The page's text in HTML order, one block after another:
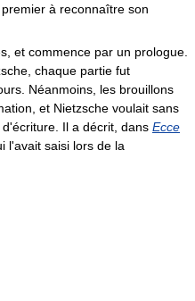
à reconnaître son
et commence par un prologue.
chaque partie fut
Néanmoins, les brouillons
et Nietzsche voulait sans
Il a décrit, dans Ecce
l'avait saisi lors de la